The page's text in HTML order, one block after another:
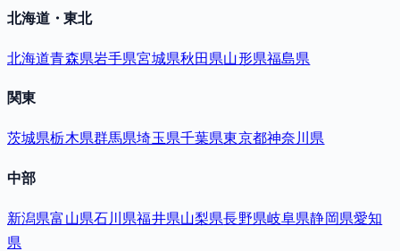
北海道・東北
北海道青森県岩手県宮城県秋田県山形県福島県
関東
茨城県栃木県群馬県埼玉県千葉県東京都神奈川県
中部
新潟県富山県石川県福井県山梨県長野県岐阜県静岡県愛知
県